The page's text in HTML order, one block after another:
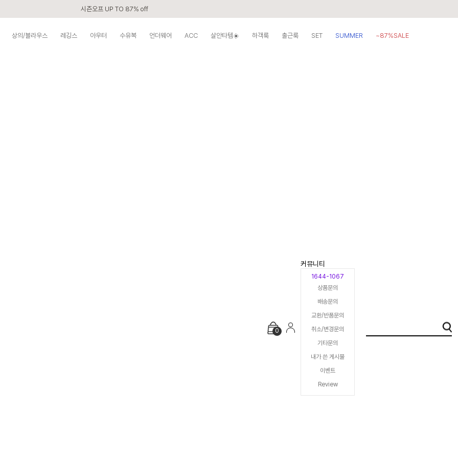
시즌오프 UP TO 87% off
상의/블라우스 레깅스 아우터 수유복 언더웨어 ACC 살안타템☀️ 하객룩 출근룩 SET SUMMER
~87%SALE
0
커뮤니티
1644-1067
상품문의
배송문의
교환/반품문의
취소/변경문의
기타문의
내가 쓴 게시물
이벤트
Review